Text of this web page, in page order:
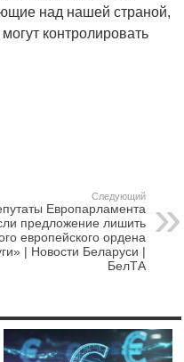
над нашей страной,
контролировать
Следующий
Европарламента
предложение лишить
европейского ордена
| Новости Беларуси |
БелТА